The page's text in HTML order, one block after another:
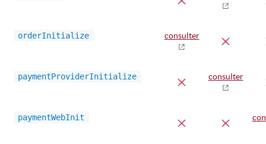
orderInitialize consulter
paymentProviderInitialize consulter
paymentWebInit